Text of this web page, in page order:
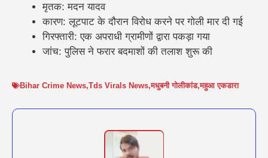
मृतक: मदन यादव
कारण: लूटपाट के दौरान विरोध करने पर गोली मार दी गई
गिरफ्तारी: एक अपराधी ग्रामीणों द्वारा पकड़ा गया
जांच: पुलिस ने फरार बदमाशों की तलाश शुरू की
Bihar Crime News,Tds Virals News,मधुबनी गोलीकांड,महुआ एकडारा